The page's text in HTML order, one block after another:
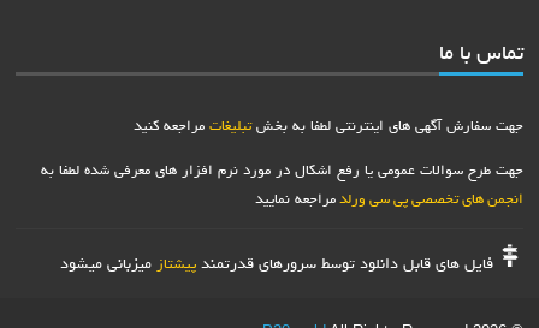
تماس با ما
جهت سفارش آگهی های اینترنتی لطفا به بخشتبلیغات مراجعه کنید
جهت طرح سوالات عمومی یا رفع اشکال در مورد نرم افزار های معرفی شده لطفا به
انجمن های تخصصی پی سی ورلدمراجعه نمایید
فایل های قابل دانلود توسط سرورهای قدرتمندپیشتاز میزبانی میشود